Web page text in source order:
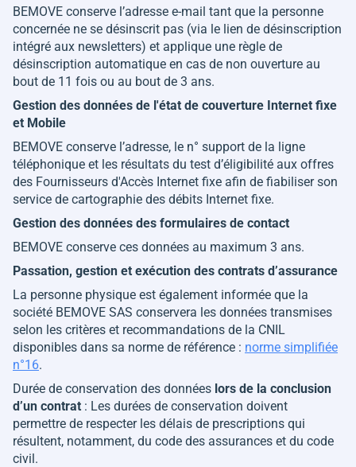
BEMOVE conserve l’adresse e-mail tant que la personne
concernée ne se désinscrit pas (via le lien de désinscription
intégré aux newsletters) et applique une règle de
désinscription automatique en cas de non ouverture au
bout de 11 fois ou au bout de 3 ans.
Gestion des données de l'état de couverture Internet fixe
et Mobile
BEMOVE conserve l’adresse, le n° support de la ligne
téléphonique et les résultats du test d’éligibilité aux offres
des Fournisseurs d'Accès Internet fixe afin de fiabiliser son
service de cartographie des débits Internet fixe.
Gestion des données des formulaires de contact
BEMOVE conserve ces données au maximum 3 ans.
Passation, gestion et exécution des contrats d’assurance
La personne physique est également informée que la
société BEMOVE SAS conservera les données transmises
selon les critères et recommandations de la CNIL
disponibles dans sa norme de référence : norme simplifiée
n°16.
Durée de conservation des données lors de la conclusion
d’un contrat : Les durées de conservation doivent
permettre de respecter les délais de prescriptions qui
résultent, notamment, du code des assurances et du code
civil.